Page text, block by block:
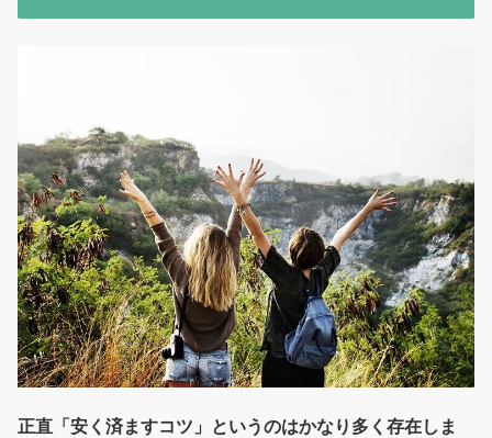
正直「安く済ますコツ」というのはかなり多く存在しま